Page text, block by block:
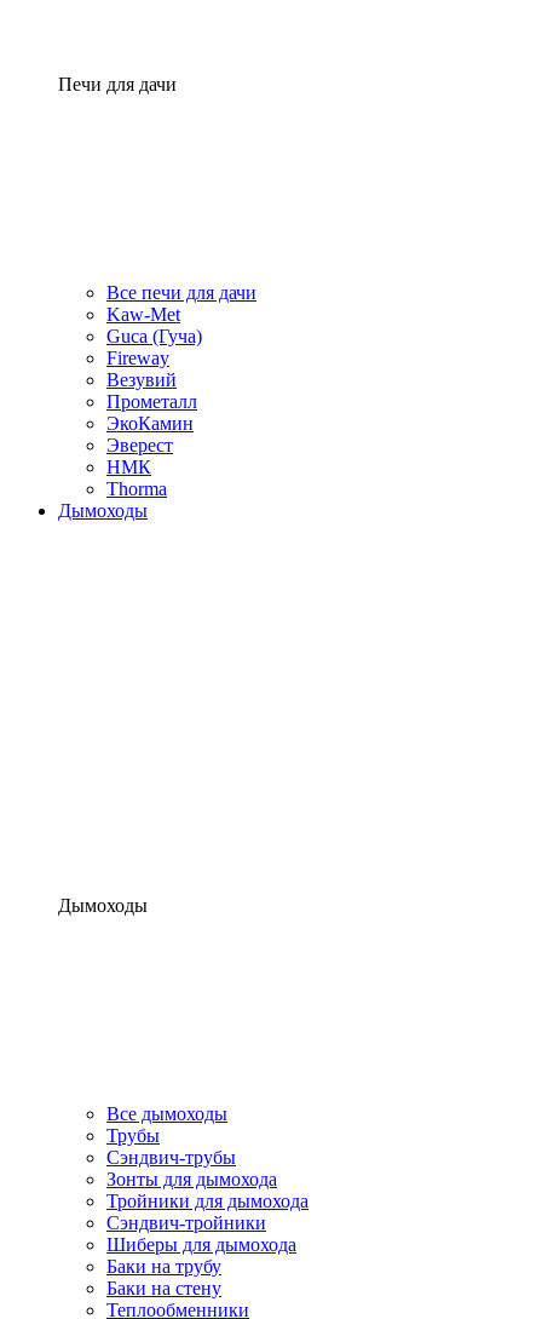
Печи для дачи
Все печи для дачи
Kaw-Met
Guca (Гуча)
Fireway
Везувий
Прометалл
ЭкоКамин
Эверест
НМК
Thorma
Дымоходы
Дымоходы
Все дымоходы
Трубы
Сэндвич-трубы
Зонты для дымохода
Тройники для дымохода
Сэндвич-тройники
Шиберы для дымохода
Баки на трубу
Баки на стену
Теплообменники